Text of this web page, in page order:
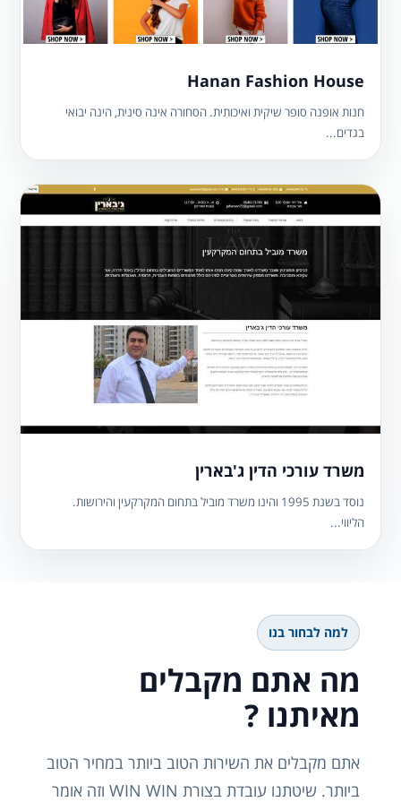
Hanan Fashion House
חנות אופנה סופר שיקית ואיכותית. הסחורה אינה סינית, הינה יבואי
בגדים...
משרד עורכי הדין ג'בארין
נוסד בשנת 1995 והינו משרד מוביל בתחום המקרקעין והירושות.
הליווי...
למה לבחור בנו
מה אתם מקבלים
מאיתנו ?
אתם מקבלים את השירות הטוב ביותר במחיר הטוב
ביותר. שיטתנו עובדת בצורת WIN WIN וזה אומר